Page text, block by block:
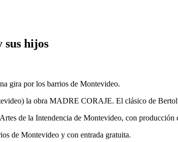
hijos
gira por los barrios de Montevideo.
la obra MADRE CORAJE. El clásico de
de la Intendencia de Montevideo, con producción
de Montevideo y con entrada gratuita.